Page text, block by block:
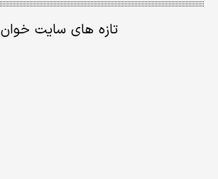
تازه های سایت خوان